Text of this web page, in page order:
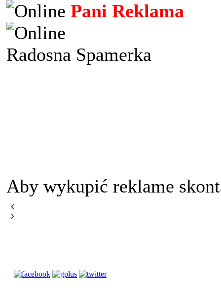
Pani Reklama
Radosna Spamerka
Aby wykupić reklame